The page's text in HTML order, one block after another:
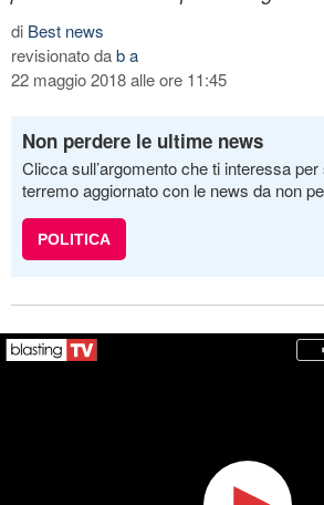
di Best news
revisionato dab a
22 maggio 2018 alle ore 11:45
Non perdere le ultime news
Clicca sull’argomento che ti interessa
terremo aggiornato con le news da non
POLITICA